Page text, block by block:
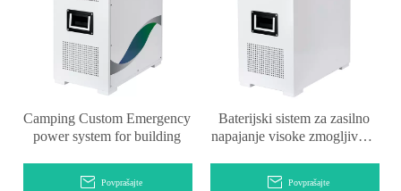
Camping Custom Emergency
power system for building
Povprašajte
Baterijski sistem za zasilno
napajanje visoke zmogljivosti
Povprašajte